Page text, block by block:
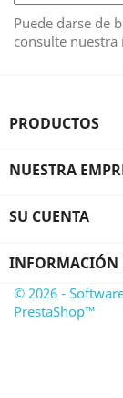
Puede darse de
consulte
PRODUCTOS
NUESTRA
SU CUENTA
INFORMACIÓN
© 2026 -
PrestaShop™